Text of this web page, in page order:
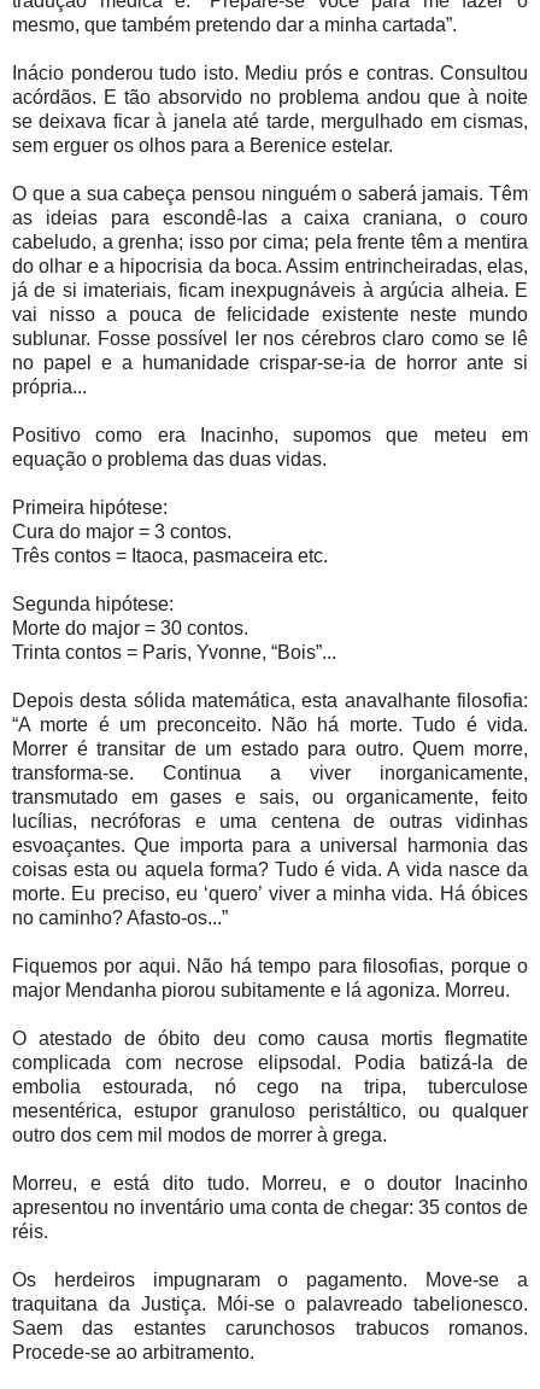
mesmo, que também pretendo dar a minha cartada”.
Inácio ponderou tudo isto. Mediu prós e contras. Consultou
acórdãos. E tão absorvido no problema andou que à noite
se deixava ficar à janela até tarde, mergulhado em cismas,
sem erguer os olhos para a Berenice estelar.
O que a sua cabeça pensou ninguém o saberá jamais. Têm
as ideias para escondê-las a caixa craniana, o couro
cabeludo, a grenha; isso por cima; pela frente têm a mentira
do olhar e a hipocrisia da boca. Assim entrincheiradas, elas,
já de si imateriais, ficam inexpugnáveis à argúcia alheia. E
vai nisso a pouca de felicidade existente neste mundo
sublunar. Fosse possível ler nos cérebros claro como se lê
no papel e a humanidade crispar-se-ia de horror ante si
própria...
Positivo como era Inacinho, supomos que meteu em
equação o problema das duas vidas.
Primeira hipótese:
Cura do major = 3 contos.
Três contos = Itaoca, pasmaceira etc.
Segunda hipótese:
Morte do major = 30 contos.
Trinta contos = Paris, Yvonne, “Bois”...
Depois desta sólida matemática, esta anavalhante filosofia:
“A morte é um preconceito. Não há morte. Tudo é vida.
Morrer é transitar de um estado para outro. Quem morre,
transforma-se. Continua a viver inorganicamente,
transmutado em gases e sais, ou organicamente, feito
lucílias, necróforas e uma centena de outras vidinhas
esvoaçantes. Que importa para a universal harmonia das
coisas esta ou aquela forma? Tudo é vida. A vida nasce da
morte. Eu preciso, eu ‘quero’ viver a minha vida. Há óbices
no caminho? Afasto-os...”
Fiquemos por aqui. Não há tempo para filosofias, porque o
major Mendanha piorou subitamente e lá agoniza. Morreu.
O atestado de óbito deu como causa mortis flegmatite
complicada com necrose elipsodal. Podia batizá-la de
embolia estourada, nó cego na tripa, tuberculose
mesentérica, estupor granuloso peristáltico, ou qualquer
outro dos cem mil modos de morrer à grega.
Morreu, e está dito tudo. Morreu, e o doutor Inacinho
apresentou no inventário uma conta de chegar: 35 contos de
réis.
Os herdeiros impugnaram o pagamento. Move-se a
traquitana da Justiça. Mói-se o palavreado tabelionesco.
Saem das estantes carunchosos trabucos romanos.
Procede-se ao arbitramento.